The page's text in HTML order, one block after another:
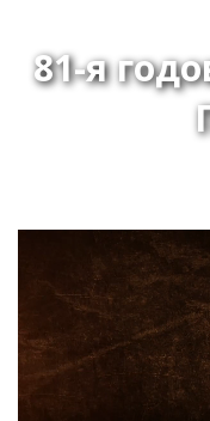
81-я